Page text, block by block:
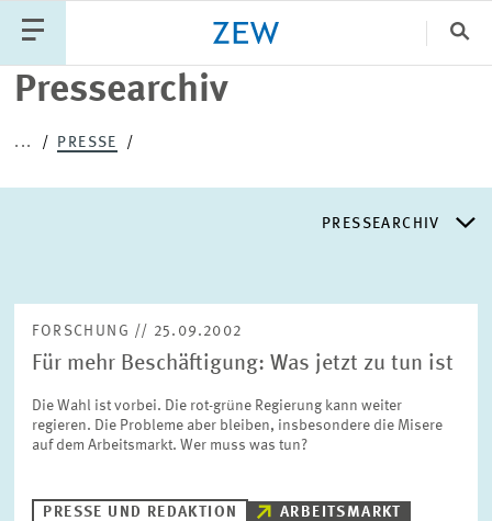
Pressearchiv
... PRESSE
PRESSEARCHIV
PRESSEVERTEILER
BILDMATERIAL
FORSCHUNG // 25.09.2002
Für mehr Beschäftigung: Was jetzt zu tun ist
Die Wahl ist vorbei. Die rot-grüne Regierung kann weiter
regieren. Die Probleme aber bleiben, insbesondere die Misere
auf dem Arbeitsmarkt. Wer muss was tun?
PRESSE UND REDAKTION
ARBEITSMARKT